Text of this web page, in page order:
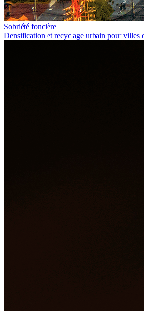
Sobriété foncière
Densification et recyclage urbain pour villes